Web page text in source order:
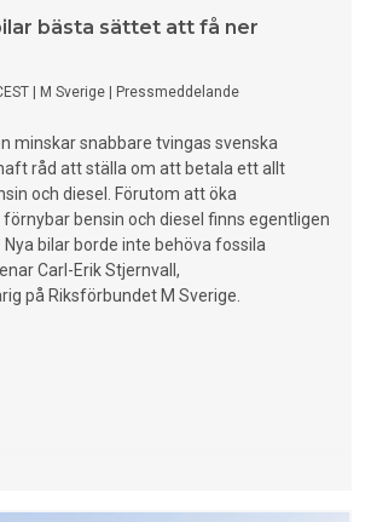
bästa sättet att få ner
M Sverige Pressmeddelande
minskar snabbare tvingas svenska
råd att ställa om att betala ett allt
och diesel. Förutom att öka
bensin och diesel finns egentligen
Nya bilar borde inte behöva fossila
Carl-Erik Stjernvall,
på Riksförbundet M Sverige.